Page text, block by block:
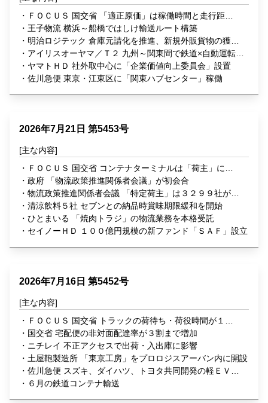
ＦＯＣＵＳ 国交省 「適正原価」は稼働時間と走行距離
で算定
王子物流 横浜～船橋ではしけ輸送ルート構築
明治ロジテック 倉庫元請化を推進、新規外販貨物の獲得
へ アイリスオーヤマ／Ｔ２ 九州～関東間で鉄道×自動運転を
実証ヤマトＨＤ 社外取中心に「企業価値向上委員会」設置
佐川急便 東京・江東区に「関東ハブセンター」稼働
2026年7月21日 第5453号
ＦＯＣＵＳ 国交省 コンテナターミナルは「荷主」に該
当 政府 「物流政策推進関係者会議」が初会合
物流政策推進関係者会議 「特定荷主」は３２９９社が届
出 清涼飲料５社 セブンとの納品時賞味期限緩和を開始
ひとまいる 「焼肉トラジ」の物流業務を本格受託
セイノーＨＤ １００億円規模の新ファンド「ＳＡＦ」設立
2026年7月16日 第5452号
ＦＯＣＵＳ 国交省 トラックの荷待ち・荷役時間が１時
間以上短縮
国交省 宅配便の非対面配達率が３割まで増加
ニチレイ 不正アクセスで出荷・入出庫に影響
土屋鞄製造所 「東京工房」をプロロジスアーバン内に開設
佐川急便 スズキ、ダイハツ、トヨタ共同開発の軽ＥＶ導
入 ６月の鉄道コンテナ輸送